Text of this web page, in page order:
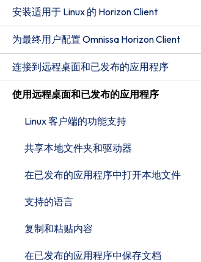
安装适用于 Linux 的 Horizon Client
为最终用户配置 Omnissa Horizon Client
连接到远程桌面和已发布的应用程序
使用远程桌面和已发布的应用程序
Linux 客户端的功能支持
共享本地文件夹和驱动器
在已发布的应用程序中打开本地文件
支持的语言
复制和粘贴内容
在已发布的应用程序中保存文档